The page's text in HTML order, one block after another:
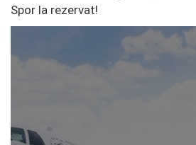
Spor la rezervat!